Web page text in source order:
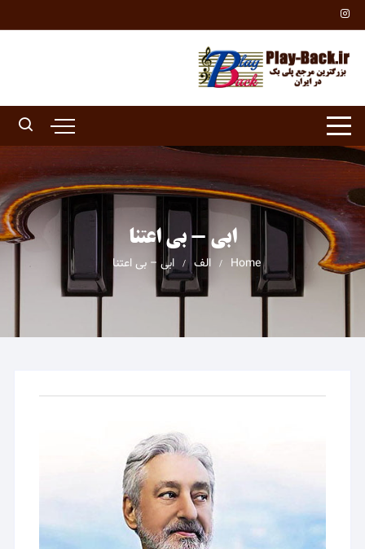
Skip
to
content
ابی - بی اعتنا
Home الف ابی – بی اعتنا